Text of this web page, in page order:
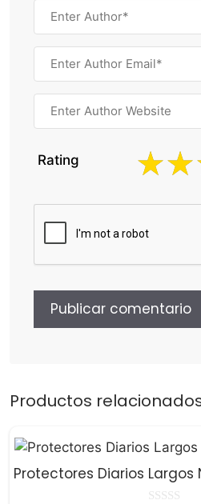
Rating
Productos
Protectores Diarios Largos